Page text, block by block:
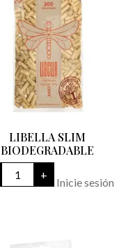
LIBELLA SLIM
BIODEGRADABLE
LIBELLA
SLIM
BIODEGRADABLE
+
Inicie sesión